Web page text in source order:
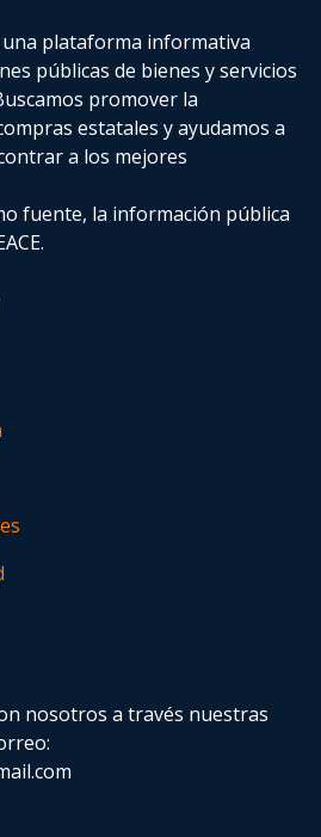
plataforma informativa
públicas de bienes y servicios
promover la
estatalesy ayudamos a
a los mejores
fuente, la información pública
nosotros a través nuestras